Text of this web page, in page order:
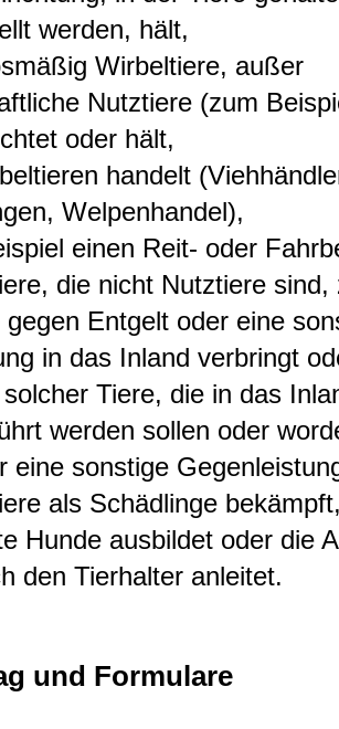
werden, hält,
Wirbeltiere, außer
Nutztiere (zum
oder hält,
handelt
Welpenhandel),
einen Reit- oder
die nicht Nutztiere sind,
gegen Entgelt oder eine
in das Inland verbringt
Tiere, die in das
werden sollen oder
eine sonstige
als Schädlinge bekämpft,
Hunde ausbildet oder die
den Tierhalter anleitet.
und Formulare